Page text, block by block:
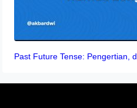
Past Future Tense: Pengertian,